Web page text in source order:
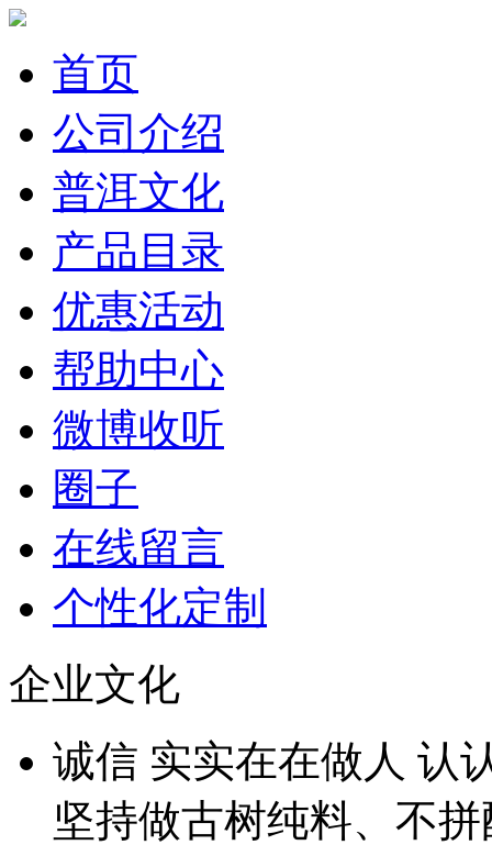
首页
公司介绍
普洱文化
产品目录
优惠活动
帮助中心
微博收听
圈子
在线留言
个性化定制
企业文化
诚信 实实在在做人 认
坚持做古树纯料、不拼